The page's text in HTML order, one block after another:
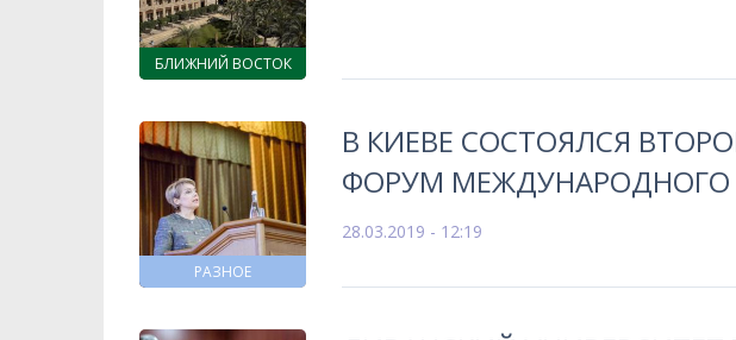
БЛИЖНИЙ ВОСТОК
РАЗНОЕ
В КИЕВЕ СОСТОЯЛСЯ
ФОРУМ МЕЖДУНАРОДНОГО
28.03.2019 - 12:19